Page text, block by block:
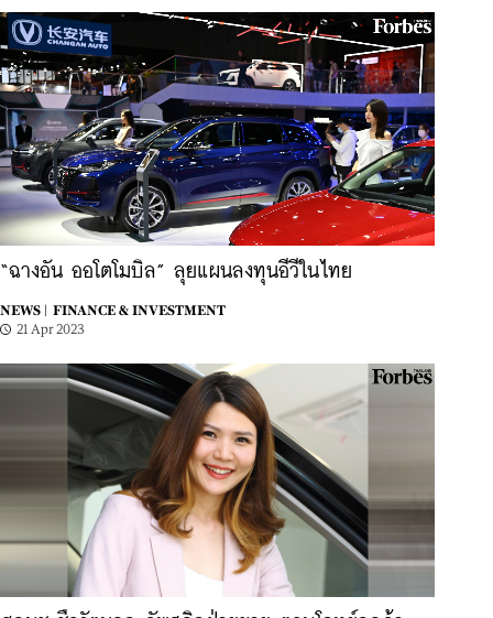
“ฉางอัน ออโตโมบิล” ลุยแผนลงทุนอีวีในไทย
NEWS |
FINANCE & INVESTMENT
21 Apr 2023